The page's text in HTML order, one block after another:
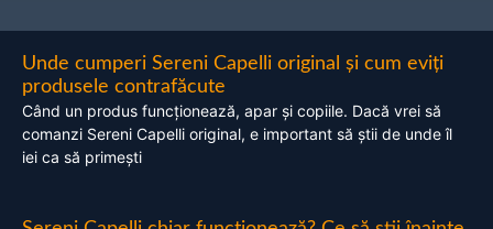
Unde cumperi Sereni Capelli original și cum eviți
produsele contrafăcute
Când un produs funcționează, apar și copiile. Dacă vrei să
comanzi Sereni Capelli original, e important să știi de unde îl
iei ca să primești